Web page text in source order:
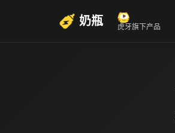
奶瓶 虎牙旗下产品